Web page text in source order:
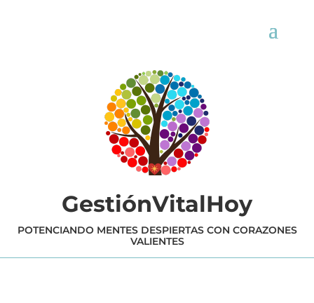
GestiónVitalHoy
POTENCIANDO MENTES DESPIERTAS CON CORAZONES
VALIENTES